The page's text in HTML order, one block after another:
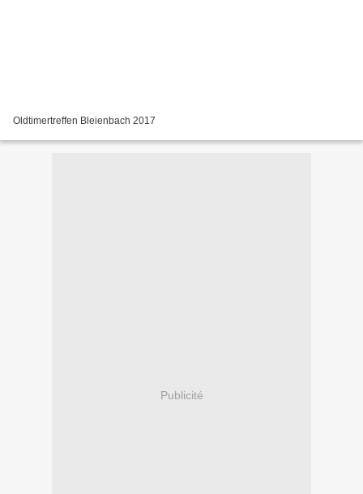
Oldtimertreffen Bleienbach 2017
Publicité